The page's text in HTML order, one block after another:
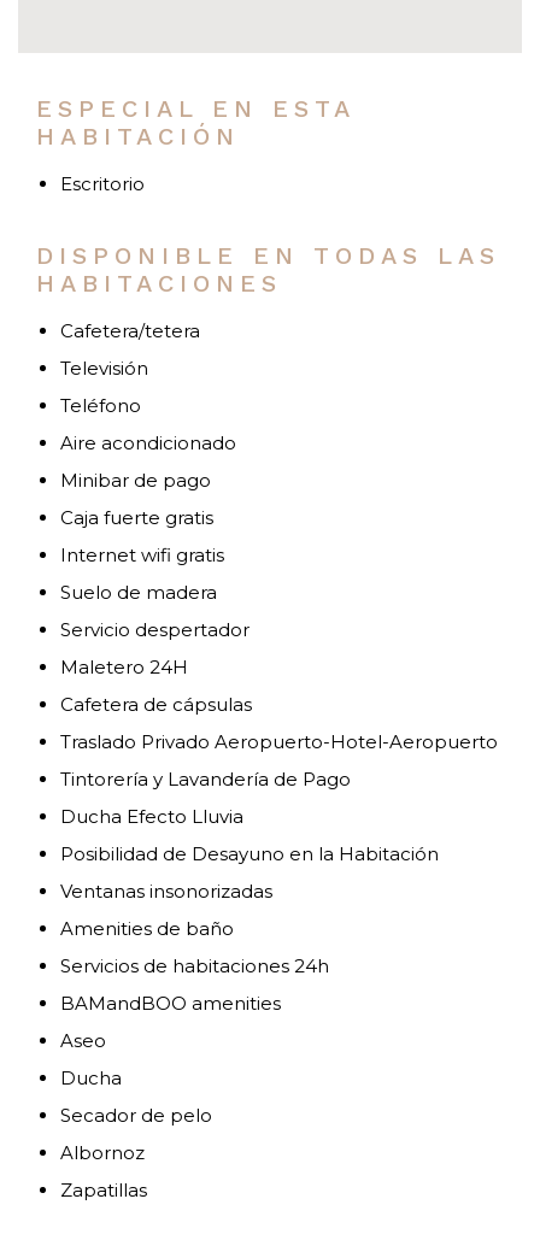
ESPECIAL EN ESTA
HABITACIÓN
Escritorio
DISPONIBLE EN TODAS LAS
HABITACIONES
Cafetera/tetera
Televisión
Teléfono
Aire acondicionado
Minibar de pago
Caja fuerte gratis
Internet wifi gratis
Suelo de madera
Servicio despertador
Maletero 24H
Cafetera de cápsulas
Traslado Privado Aeropuerto-Hotel-Aeropuerto
Tintorería y Lavandería de Pago
Ducha Efecto Lluvia
Posibilidad de Desayuno en la Habitación
Ventanas insonorizadas
Amenities de baño
Servicios de habitaciones 24h
BAMandBOO amenities
Aseo
Ducha
Secador de pelo
Albornoz
Zapatillas